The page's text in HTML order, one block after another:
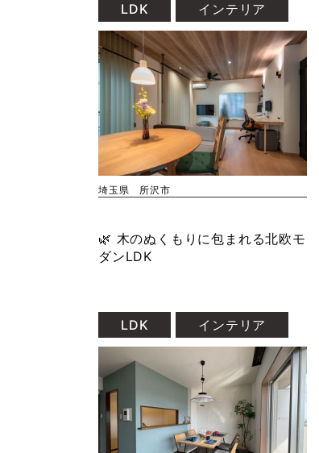
LDK インテリア
埼玉県 所沢市
🌿 木のぬくもりに包まれる北欧モ
ダンLDK
LDK インテリア